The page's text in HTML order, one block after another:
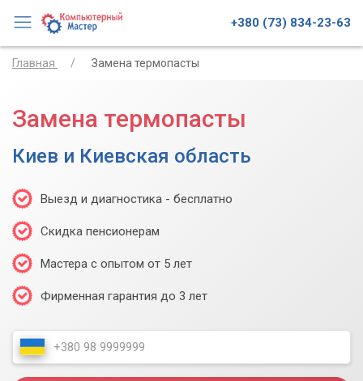
+380 (73) 834-23-63
Главная Замена термопасты
Замена термопасты
Киев и Киевская область
Выезд и диагностика - бесплатно
Скидка пенсионерам
Мастера с опытом от 5 лет
Фирменная гарантия до 3 лет